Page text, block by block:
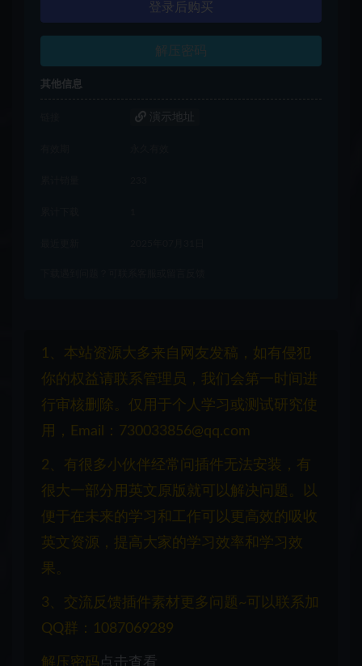
登录后购买
解压密码
其他信息
演示地址
1、本站资源大多来自网友发稿，如有侵犯
你的权益请联系管理员，我们会第一时间进
行审核删除。仅用于个人学习或测试研究使
用，Email：730033856@qq.com
2、有很多小伙伴经常问插件无法安装，有
很大一部分用英文原版就可以解决问题。以
便于在未来的学习和工作可以更高效的吸收
英文资源，提高大家的学习效率和学习效
果。
3、交流反馈插件素材更多问题~可以联系加
QQ群：1087069289
解压密码 点击查看